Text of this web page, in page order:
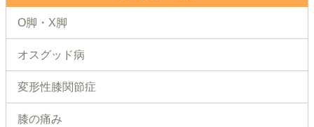
O脚・X脚
オスグッド病
変形性膝関節症
膝の痛み